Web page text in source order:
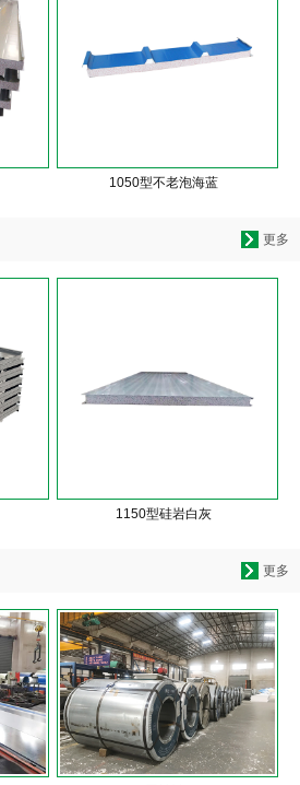
1050型不老泡海蓝
更多
1150型硅岩白灰
更多